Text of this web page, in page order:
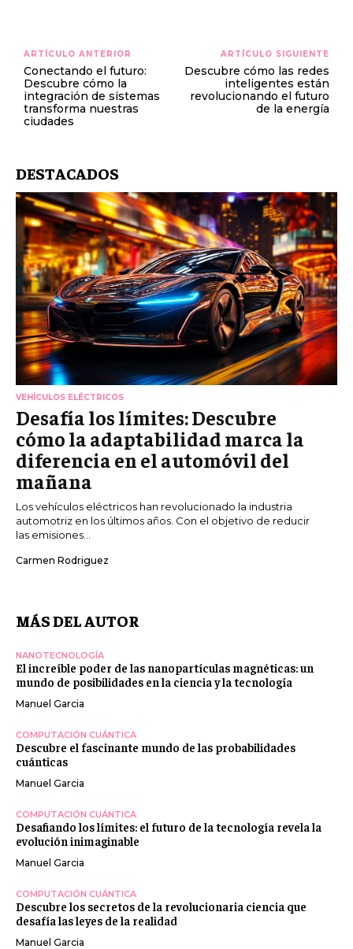
ARTÍCULO ANTERIOR
Conectando el futuro:
Descubre cómo la
integración de sistemas
transforma nuestras
ciudades
ARTÍCULO SIGUIENTE
Descubre cómo las redes
inteligentes están
revolucionando el futuro
de la energía
DESTACADOS
VEHÍCULOS ELÉCTRICOS
Desafía los límites: Descubre
cómo la adaptabilidad marca la
diferencia en el automóvil del
mañana
Los vehículos eléctricos han revolucionado la industria
automotriz en los últimos años. Con el objetivo de reducir
las emisiones...
Carmen Rodriguez
MÁS DEL AUTOR
NANOTECNOLOGÍA
El increíble poder de las nanopartículas magnéticas: un
mundo de posibilidades en la ciencia y la tecnología
Manuel Garcia
COMPUTACIÓN CUÁNTICA
Descubre el fascinante mundo de las probabilidades
cuánticas
Manuel Garcia
COMPUTACIÓN CUÁNTICA
Desafiando los límites: el futuro de la tecnología revela la
evolución inimaginable
Manuel Garcia
COMPUTACIÓN CUÁNTICA
Descubre los secretos de la revolucionaria ciencia que
desafía las leyes de la realidad
Manuel Garcia